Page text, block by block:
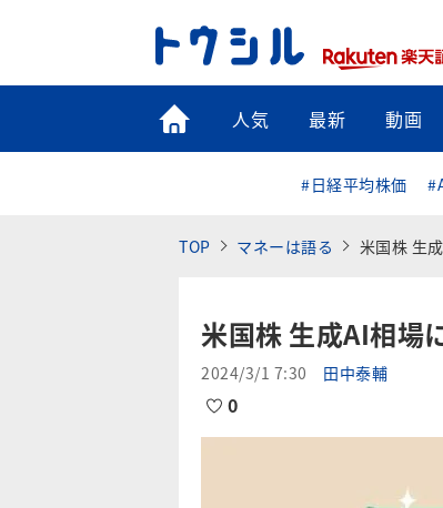
トップ
人気 最新 動画
#日経平均株価
TOP マネーは語る 米国株 生
米国株 生成AI相場
2024/3/1 7:30 田中泰輔
0